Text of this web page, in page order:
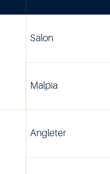
Salon
Malpia
Angleter